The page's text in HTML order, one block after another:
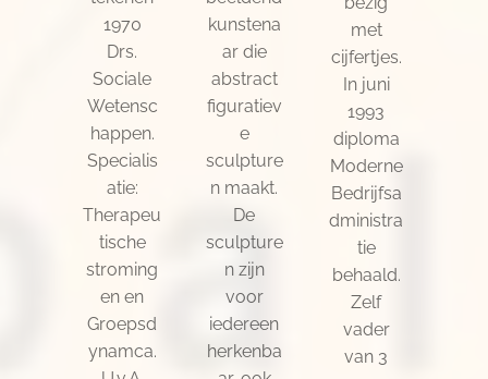
1970
Drs.
Sociale
Wetensc
happen.
Specialis
atie:
Therapeu
tische
stroming
en en
Groepsd
ynamca.
kunstena
ar die
abstract
figuratiev
e
sculpture
n maakt.
De
sculpture
n zijn
voor
iedereen
herkenba
met
cijfertjes.
In juni
1993
diploma
Moderne
Bedrijfsa
dministra
tie
behaald.
Zelf
vader
van 3